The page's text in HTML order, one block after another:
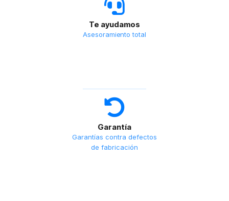
Te ayudamos
Asesoramiento total
Garantía
Garantías contra defectos
de fabricación